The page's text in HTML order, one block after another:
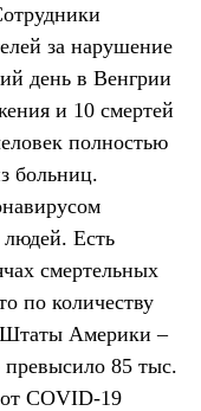
за нарушение
день в Венгрии
и 10 смертей
полностью
больниц.
людей. Есть
смертельных
по количеству
Америки –
85 тыс.
COVID-19